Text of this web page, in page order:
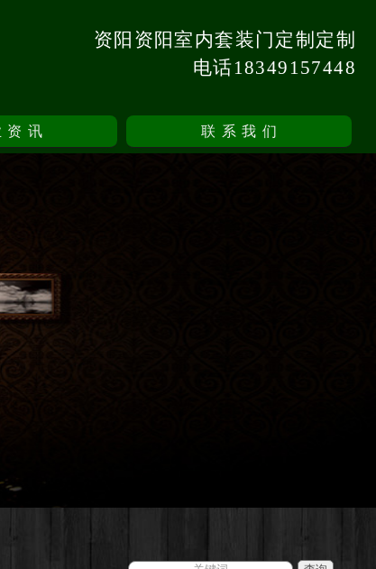
资阳资阳室内套装门定制定制
电话18349157448
资讯 联系我们